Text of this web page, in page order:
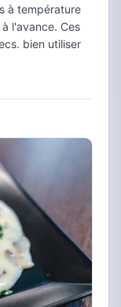
à température
l'avance. Ces
bien utiliser